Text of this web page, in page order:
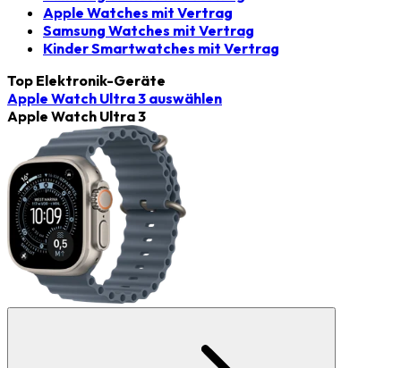
Apple Watches mit Vertrag
Samsung Watches mit Vertrag
Kinder Smartwatches mit Vertrag
Top Elektronik-Geräte
Apple Watch Ultra 3 auswählen
Apple Watch Ultra 3